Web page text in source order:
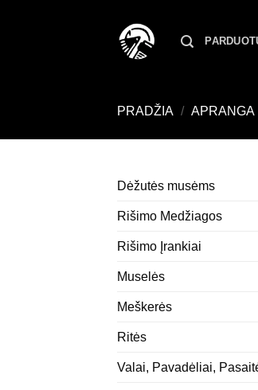
PRADŽIA / APRANGA
Dėžutės musėms
Rišimo Medžiagos
Rišimo Įrankiai
Muselės
Meškerės
Ritės
Valai, Pavadėliai,